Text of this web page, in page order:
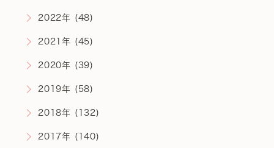
2022年 (48)
2021年 (45)
2020年 (39)
2019年 (58)
2018年 (132)
2017年 (140)